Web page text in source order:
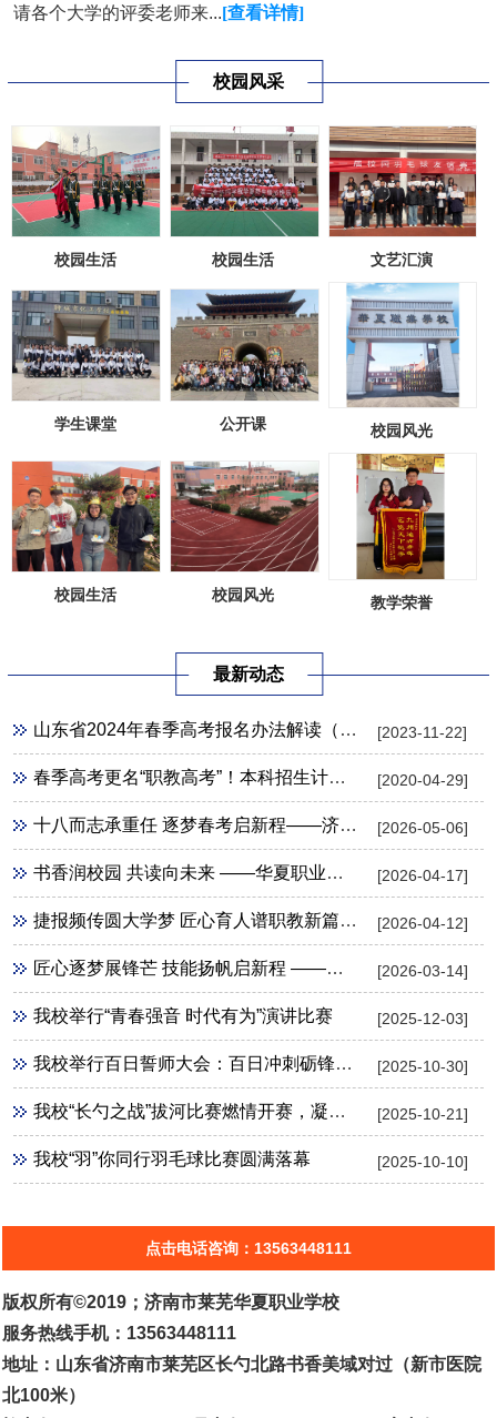
请各个大学的评委老师来...[查看详情]
校园风采
校园生活 校园生活 文艺汇演
学生课堂 公开课 校园风光
校园生活 校园风光 教学荣誉
最新动态
[2023-11-22]
山东省2024年春季高考报名办法解读（30问）
[2020-04-29]
春季高考更名“职教高考”！本科招生计划扩招7倍，没有高中生竞争，升入本科几率更大！
[2026-05-06]
十八而志承重任 逐梦春考启新程——济南新能源学校隆重举行成人礼暨春考壮行活动
[2026-04-17]
书香润校园 共读向未来 ——华夏职业学校隆重开展第31个世界读书日主题活动
[2026-04-12]
捷报频传圆大学梦 匠心育人谱职教新篇 ——华夏职业学校2026年高职单招录取工作圆满收官
[2026-03-14]
匠心逐梦展锋芒 技能扬帆启新程 ——华夏职业学校2026年3月春季高考技能考试出征纪实
[2025-12-03]
我校举行“青春强音 时代有为”演讲比赛
[2025-10-30]
我校举行百日誓师大会：百日冲刺砺锋芒 青春逐梦向未来
[2025-10-21]
我校“长勺之战”拔河比赛燃情开赛，凝心聚力展风采
[2025-10-10]
我校“羽”你同行羽毛球比赛圆满落幕
点击电话咨询：13563448111
版权所有©2019；济南市莱芜华夏职业学校
服务热线手机：13563448111
地址：山东省济南市莱芜区长勺北路书香美域对过（新市医院
北100米）